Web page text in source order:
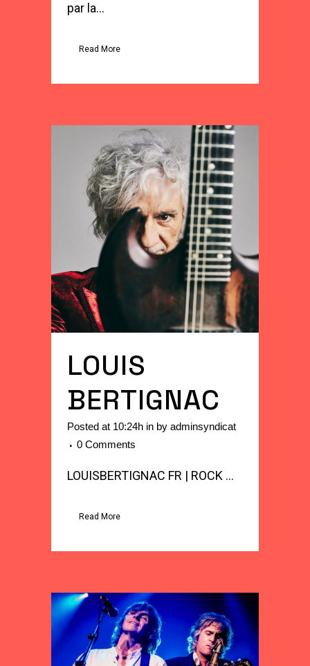
par la...
Read More
LOUIS
BERTIGNAC
Posted at 10:24h in by adminsyndicat
0 Comments
LOUISBERTIGNAC FR | ROCK ...
Read More